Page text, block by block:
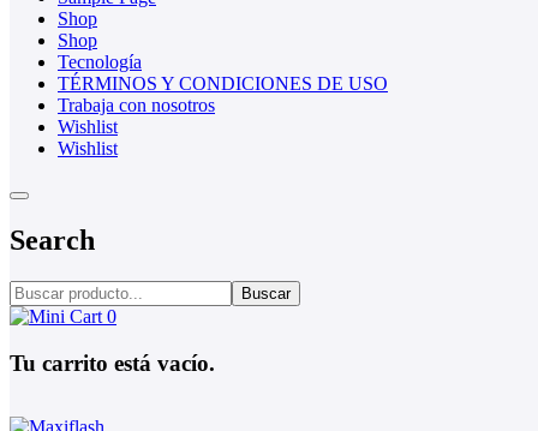
Shop
Shop
Tecnología
TÉRMINOS Y CONDICIONES DE USO
Trabaja con nosotros
Wishlist
Wishlist
Search
Buscar
0
Tu carrito está vacío.